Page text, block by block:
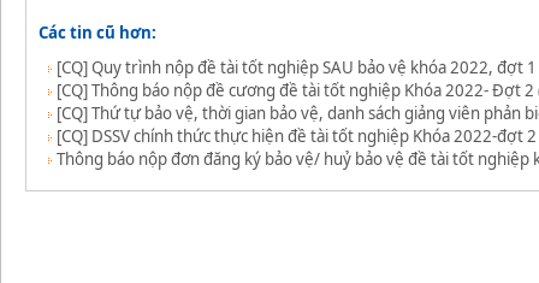
Các tin cũ hơn:
[CQ] Quy trình nộp đề tài tốt nghiệp SAU bảo vệ khóa 2022, đợt
[CQ] Thông báo nộp đề cương đề tài tốt nghiệp Khóa 2022- Đợt
[CQ] Thứ tự bảo vệ, thời gian bảo vệ, danh sách giảng viên
[CQ] DSSV chính thức thực hiện đề tài tốt nghiệp Khóa 2022-đợt
Thông báo nộp đơn đăng ký bảo vệ/ huỷ bảo vệ đề tài tốt